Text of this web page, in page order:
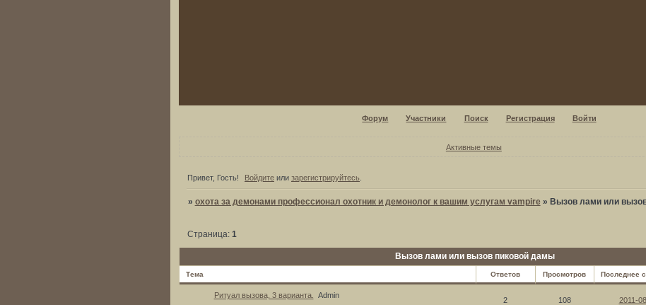
Форум Участники Поиск Регистрация Войти
Активные темы
Привет, Гость! Войдите или зарегистрируйтесь
» охота за демонами профессионал охотник и демонолог к вашим услугам vampire » Вызов лами или
Вызов лами или вызов пиковой дамы
Страница: 1
Тема Ответов Просмотров Последнее
Ритуал вызова, 3 варианта. Admin
2 108 2011-